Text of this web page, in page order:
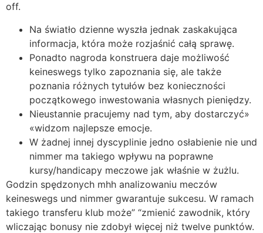
off.
Na światło dzienne wyszła jednak zaskakująca
informacja, która może rozjaśnić całą sprawę.
Ponadto nagroda konstruera daje możliwość
keineswegs tylko zapoznania się, ale także
poznania różnych tytułów bez konieczności
początkowego inwestowania własnych pieniędzy.
Nieustannie pracujemy nad tym, aby dostarczyć»
«widzom najlepsze emocje.
W żadnej innej dyscyplinie jedno osłabienie nie und
nimmer ma takiego wpływu na poprawne
kursy/handicapy meczowe jak właśnie w żużlu.
Godzin spędzonych mhh analizowaniu meczów
keineswegs und nimmer gwarantuje sukcesu. W ramach
takiego transferu klub może” “zmienić zawodnik, który
wliczając bonusy nie zdobył więcej niż twelve punktów.